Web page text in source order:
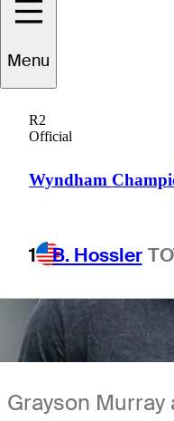
Menu
R2
Official
Wyndham
1 B. Hossler
Grayson Murray